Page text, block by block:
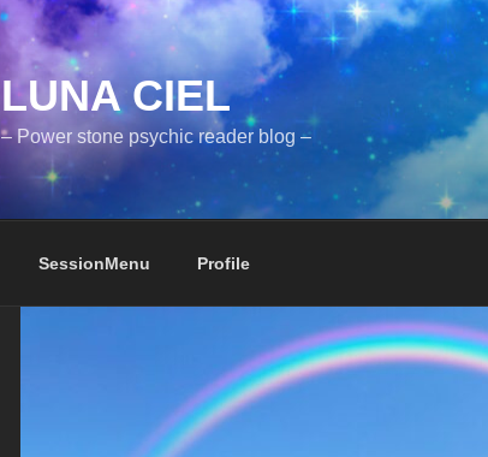
LUNA CIEL
– Power stone psychic reader blog –
SessionMenu Profile